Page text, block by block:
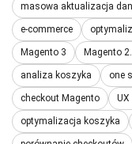
masowa aktualizacja
e-commerce
Magento 3 Magento
analiza koszyka one
checkout Magento UX
optymalizacja koszyka